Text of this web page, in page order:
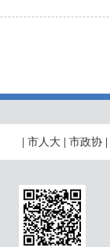
市人大 市政协